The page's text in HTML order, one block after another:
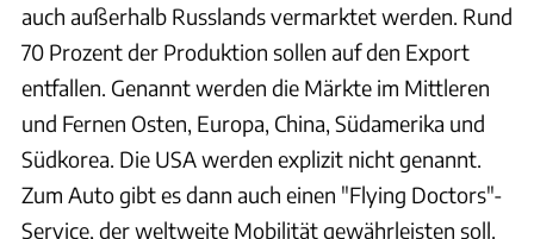
auch außerhalb Russlands vermarktet werden. Rund
70 Prozent der Produktion sollen auf den Export
entfallen. Genannt werden die Märkte im Mittleren
und Fernen Osten, Europa, China, Südamerika und
Südkorea. Die USA werden explizit nicht genannt.
Zum Auto gibt es dann auch einen "Flying Doctors"-
Service, der weltweite Mobilität gewährleisten soll.